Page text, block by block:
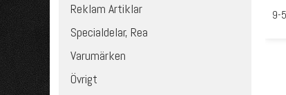
Reklam Artiklar
Specialdelar, Rea
Varumärken
Övrigt
9-